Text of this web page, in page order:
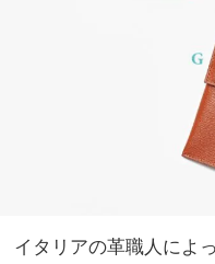
イタリアの革職人によ